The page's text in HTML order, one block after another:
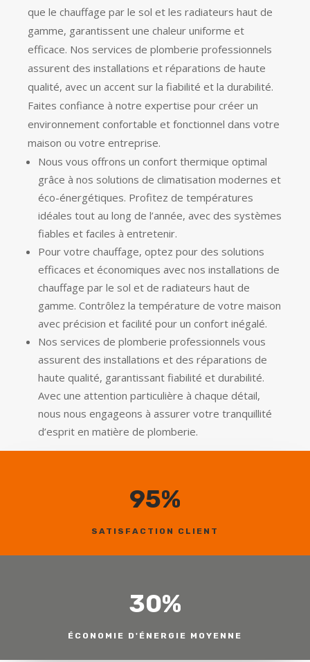
que le chauffage par le sol et les radiateurs haut de
gamme, garantissent une chaleur uniforme et
efficace. Nos services de plomberie professionnels
assurent des installations et réparations de haute
qualité, avec un accent sur la fiabilité et la durabilité.
Faites confiance à notre expertise pour créer un
environnement confortable et fonctionnel dans votre
maison ou votre entreprise.
Nous vous offrons un confort thermique optimal
grâce à nos solutions de climatisation modernes et
éco-énergétiques. Profitez de températures
idéales tout au long de l’année, avec des systèmes
fiables et faciles à entretenir.
Pour votre chauffage, optez pour des solutions
efficaces et économiques avec nos installations de
chauffage par le sol et de radiateurs haut de
gamme. Contrôlez la température de votre maison
avec précision et facilité pour un confort inégalé.
Nos services de plomberie professionnels vous
assurent des installations et des réparations de
haute qualité, garantissant fiabilité et durabilité.
Avec une attention particulière à chaque détail,
nous nous engageons à assurer votre tranquillité
d’esprit en matière de plomberie.
95%
SATISFACTION CLIENT
30%
ÉCONOMIE D'ÉNERGIE MOYENNE